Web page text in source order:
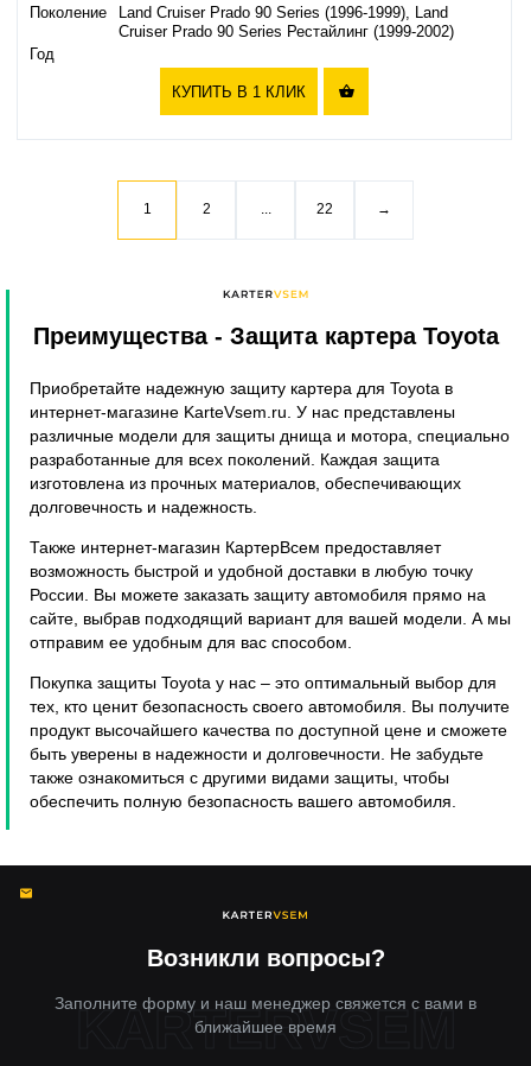
Поколение
Land Cruiser Prado 90 Series (1996-1999), Land
Cruiser Prado 90 Series Рестайлинг (1999-2002)
Год
КУПИТЬ В 1 КЛИК 
1 2 ... 22 →
Преимущества- Защита картера Toyota
Приобретайте надежную защиту картера для Toyota в
интернет-магазине KarteVsem.ru. У нас представлены
различные модели для защиты днища и мотора, специально
разработанные для всех поколений. Каждая защита
изготовлена из прочных материалов, обеспечивающих
долговечность и надежность.
Также интернет-магазин КартерВсем предоставляет
возможность быстрой и удобной доставки в любую точку
России. Вы можете заказать защиту автомобиля прямо на
сайте, выбрав подходящий вариант для вашей модели. А мы
отправим ее удобным для вас способом.
Покупка защиты Toyota у нас – это оптимальный выбор для
тех, кто ценит безопасность своего автомобиля. Вы получите
продукт высочайшего качества по доступной цене и сможете
быть уверены в надежности и долговечности. Не забудьте
также ознакомиться с другими видами защиты, чтобы
обеспечить полную безопасность вашего автомобиля.
Возникли вопросы?
Заполните форму и наш менеджер свяжется с вами в
ближайшее время